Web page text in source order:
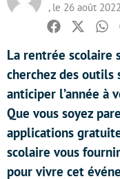
, le 26 août 2022
Facebook
Twitter
La rentrée scolaire
cherchez des
anticiper l’année à
Que vous soyez
applications
scolaire vous
pour vivre cet